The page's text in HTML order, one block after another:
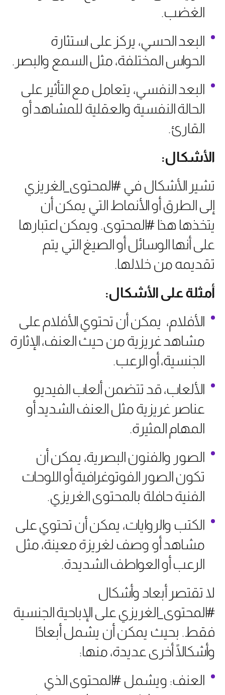
الغضب.
البعد الحسي، يركز على استثارة
الحواس المختلفة، مثل السمع والبصر.
البعد النفسي، يتعامل مع التأثير على
الحالة النفسية والعقلية للمشاهد أو
القارئ.
الأشكال:
تشير الأشكال في #المحتوى_الغريزي
إلى الطرق أو الأنماط التي يمكن أن
يتخذها هذا #المحتوى. ويمكن اعتبارها
على أنها الوسائل أو الصيغ التي يتم
تقديمه من خلالها.
أمثلة على الأشكال:
الأفلام، يمكن أن تحتوي الأفلام على
مشاهد غريزية من حيث العنف، الإثارة
الجنسية، أو الرعب.
الألعاب، قد تتضمن ألعاب الفيديو
عناصر غريزية مثل العنف الشديد أو
المهام المثيرة.
الصور والفنون البصرية، يمكن أن
تكون الصور الفوتوغرافية أو اللوحات
الفنية حافلة بالمحتوى الغريزي.
الكتب والروايات، يمكن أن تحتوي على
مشاهد أو وصف لغريزة معينة، مثل
الرعب أو العواطف الشديدة.
لا تقتصر أبعاد وأشكال
#المحتوى_الغريزي على الإباحية الجنسية
فقط. بحيث يمكن أن يشمل أبعادًا
وأشكالًا أخرى عديدة، منها:
العنف: ويشمل #المحتوى الذي